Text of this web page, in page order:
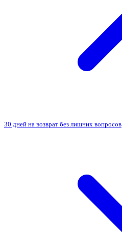
30 дней на возврат без лишних вопросов